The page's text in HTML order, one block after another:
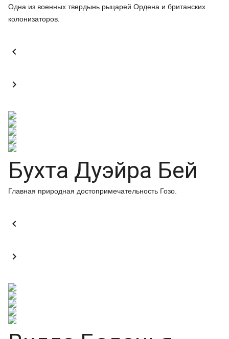
Одна из военных твердынь рыцарей Ордена и британских
колонизаторов.


Бухта Дуэйра Бей
Главная природная достопримечательность Гозо.

